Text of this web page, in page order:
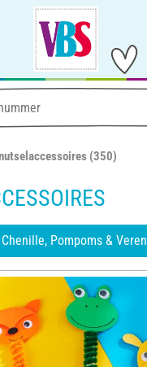
(350)
Chenille, Pompoms & Veren